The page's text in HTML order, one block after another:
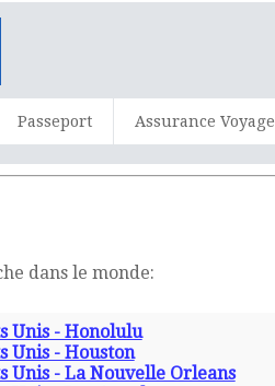
Passeport Assurance Voyage
dans le monde:
Unis - Honolulu
Unis - Houston
Unis - La Nouvelle Orleans